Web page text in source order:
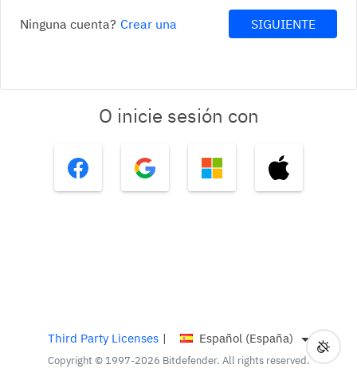
SIGUIENTE
Ninguna cuenta? Crear una
O inicie sesión con
Third Party Licenses | Español (España)
Copyright © 1997-2026 Bitdefender. All rights reserved.